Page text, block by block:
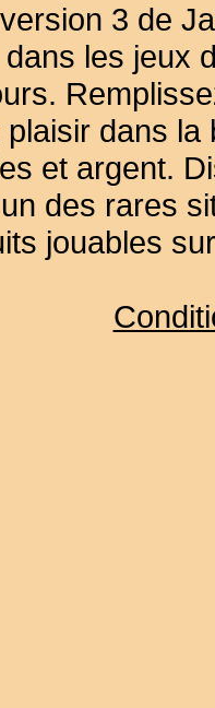
3 de
les jeux
dans
et argent.
des rares
jouables